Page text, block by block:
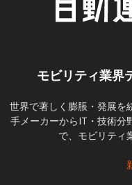
モビリティ業界
世界で著しく膨脹・発展を
手メーカーからIT・技術分
で、モビリティ